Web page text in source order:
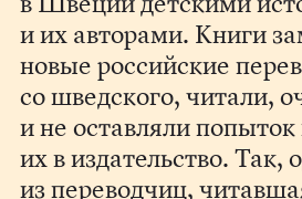
и их авторами. Книги
новые российские
со шведского, читали,
и не оставляли попыток
их в издательство. Так,
из переводчиц,